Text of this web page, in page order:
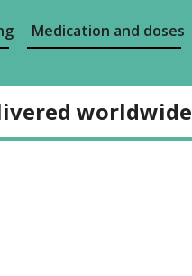
Medication and doses
worldwide